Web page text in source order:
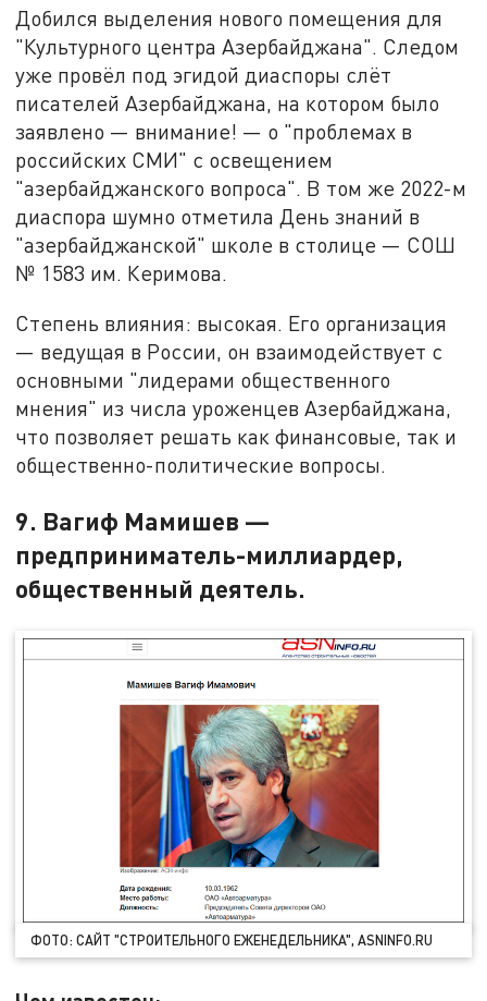
Добился выделения нового помещения для
"Культурного центра Азербайджана". Следом
уже провёл под эгидой диаспоры слёт
писателей Азербайджана, на котором было
заявлено — внимание! — о "проблемах в
российских СМИ" с освещением
"азербайджанского вопроса". В том же 2022-м
диаспора шумно отметила День знаний в
"азербайджанской" школе в столице — СОШ
№ 1583 им. Керимова.
Степень влияния: высокая. Его организация
— ведущая в России, он взаимодействует с
основными "лидерами общественного
мнения" из числа уроженцев Азербайджана,
что позволяет решать как финансовые, так и
общественно-политические вопросы.
9. Вагиф Мамишев —
предприниматель-миллиардер,
общественный деятель.
ФОТО: САЙТ "СТРОИТЕЛЬНОГО ЕЖЕНЕДЕЛЬНИКА", ASNINFO.RU